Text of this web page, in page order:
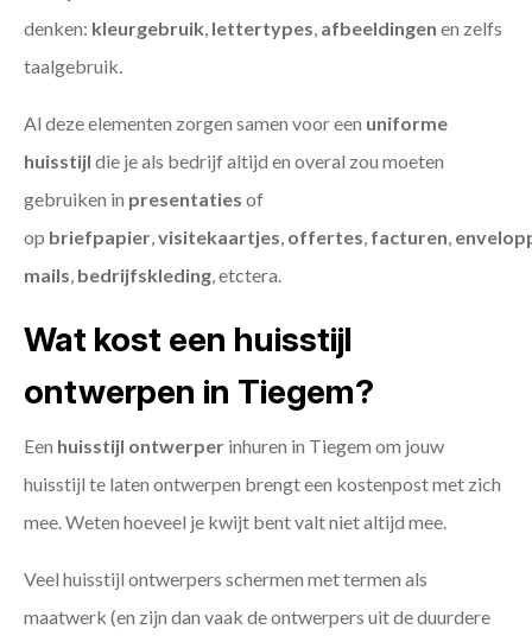
denken: kleurgebruik, lettertypes, afbeeldingen en zelfs
taalgebruik.
Al deze elementen zorgen samen voor een uniforme
huisstijl die je als bedrijf altijd en overal zou moeten
gebruiken in presentaties of
op briefpapier,visitekaartjes, offertes, facturen,
mails, bedrijfskleding, etctera.
Wat kost een huisstijl
ontwerpen in Tiegem?
Een huisstijl ontwerper inhuren in Tiegem om jouw
huisstijl te laten ontwerpen brengt een kostenpost met zich
mee. Weten hoeveel je kwijt bent valt niet altijd mee.
Veel huisstijl ontwerpers schermen met termen als
maatwerk (en zijn dan vaak de ontwerpers uit de duurdere